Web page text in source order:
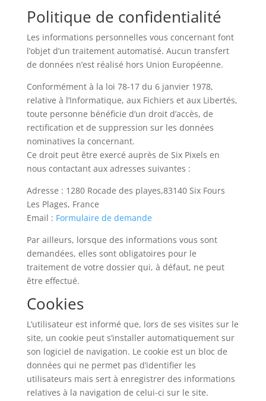
Politique de confidentialité
Les informations personnelles vous concernant font
l’objet d’un traitement automatisé. Aucun transfert
de données n’est réalisé hors Union Européenne.
Conformément à la loi 78-17 du 6 janvier 1978,
relative à l’Informatique, aux Fichiers et aux Libertés,
toute personne bénéficie d’un droit d’accès, de
rectification et de suppression sur les données
nominatives la concernant.
Ce droit peut être exercé auprès de Six Pixels en
nous contactant aux adresses suivantes :
Adresse : 1280 Rocade des playes,83140 Six Fours
Les Plages, France
Email : Formulaire de demande
Par ailleurs, lorsque des informations vous sont
demandées, elles sont obligatoires pour le
traitement de votre dossier qui, à défaut, ne peut
être effectué.
Cookies
L’utilisateur est informé que, lors de ses visites sur le
site, un cookie peut s’installer automatiquement sur
son logiciel de navigation. Le cookie est un bloc de
données qui ne permet pas d’identifier les
utilisateurs mais sert à enregistrer des informations
relatives à la navigation de celui-ci sur le site.